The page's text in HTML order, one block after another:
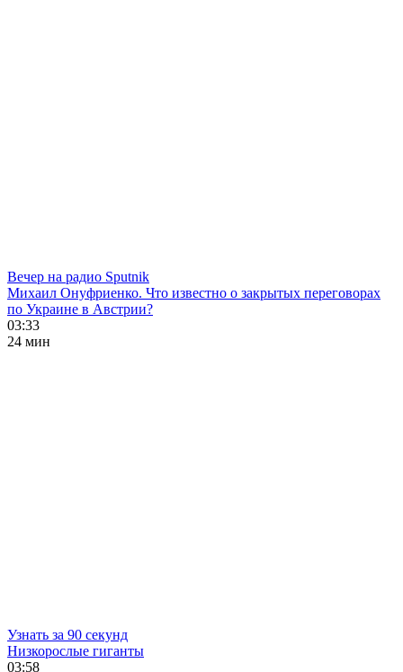
Вечер на радио Sputnik
Михаил Онуфриенко. Что известно о закрытых переговорах
по Украине в Австрии?
03:33
24 мин
Узнать за 90 секунд
Низкорослые гиганты
03:58